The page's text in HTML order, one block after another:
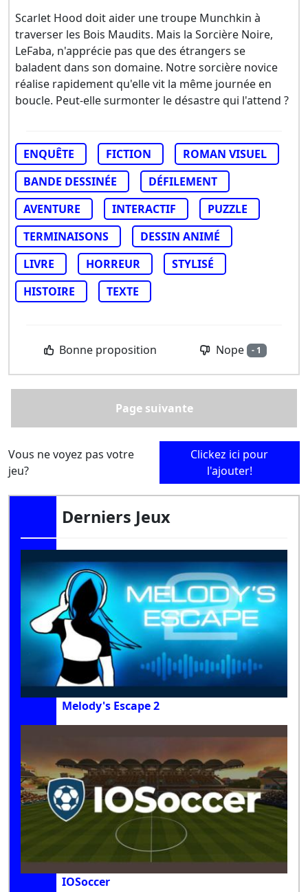
Scarlet Hood doit aider une troupe Munchkin à
traverser les Bois Maudits. Mais la Sorcière Noire,
LeFaba, n'apprécie pas que des étrangers se
baladent dans son domaine. Notre sorcière novice
réalise rapidement qu'elle vit la même journée en
boucle. Peut-elle surmonter le désastre qui l'attend ?
ENQUÊTE FICTION
ROMAN VISUEL
BANDE DESSINÉE
DÉFILEMENT
AVENTURE
INTERACTIF
PUZZLE
TERMINAISONS
DESSIN ANIMÉ
LIVRE
HORREUR
STYLISÉ
HISTOIRE
TEXTE
Bonne proposition Nope - 1
Page suivante
Vous ne voyez pas votre
jeu?
Clickez ici pour
l'ajouter!
Derniers Jeux
Melody's Escape 2
IOSoccer